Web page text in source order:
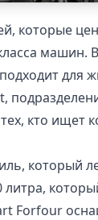
которые
для
кто
который